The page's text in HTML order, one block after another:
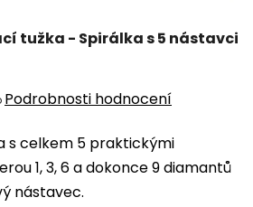
s celkem 5 praktickými
1, 3, 6 a dokonce 9 diamantů
nástavec.
tužka - Spirálka s 5 nástavci
Podrobnosti hodnocení